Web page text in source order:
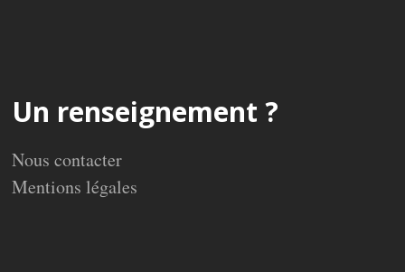
Un renseignement ?
Nous contacter
Mentions légales